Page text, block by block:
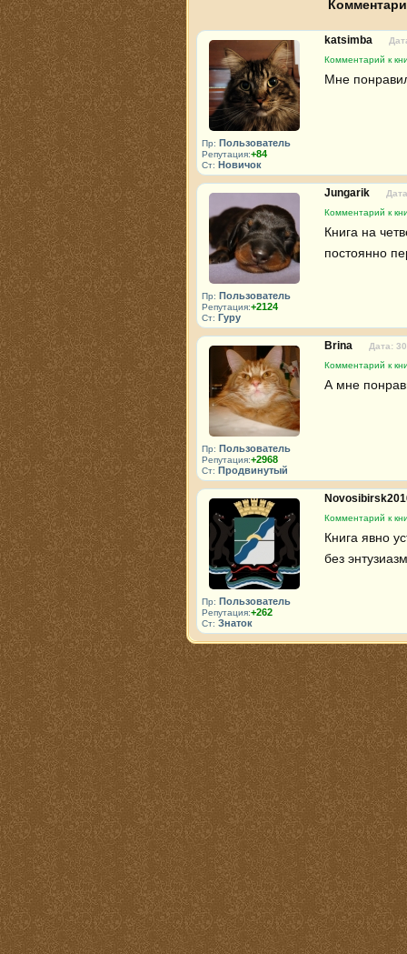
Пр: Пользователь
Репутация:+84
Ст: Новичок
katsimba
Комментарий к
Мне
Пр: Пользователь
Репутация:+2124
Ст: Гуру
Jungarik
Комментарий к
Книга на
постоянно
Пр: Пользователь
Репутация:+2968
Ст: Продвинутый
Brina
Дата:
Комментарий к
А мне
Пр: Пользователь
Репутация:+262
Ст: Знаток
Комментарий к
Книга явно
без